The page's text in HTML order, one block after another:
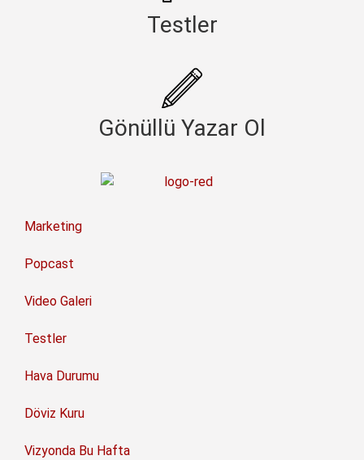
Testler
Gönüllü Yazar Ol
Marketing
Popcast
Video Galeri
Testler
Hava Durumu
Döviz Kuru
Vizyonda Bu Hafta